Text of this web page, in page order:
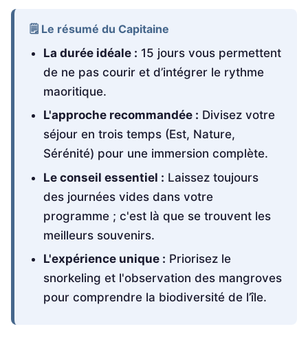
🗒️ Le résumé du Capitaine
La durée idéale : 15 jours vous permettent
de ne pas courir et d’intégrer le rythme
maoritique.
L'approche recommandée : Divisez votre
séjour en trois temps (Est, Nature,
Sérénité) pour une immersion complète.
Le conseil essentiel : Laissez toujours
des journées vides dans votre
programme ; c'est là que se trouvent les
meilleurs souvenirs.
L'expérience unique : Priorisez le
snorkeling et l'observation des mangroves
pour comprendre la biodiversité de l’île.